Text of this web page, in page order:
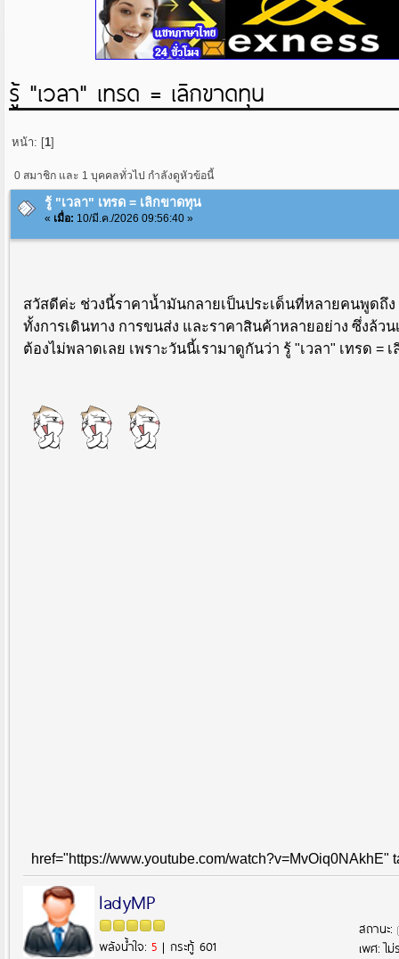
รู้ "เวลา" เทรด = เลิกขาดทุน
หน้า: [1]
0 สมาชิก และ 1 บุคคลทั่วไป กำลังดูหัวข้อนี้
รู้ "เวลา" เทรด = เลิกขาดทุน
« เมื่อ: 10/มี.ค./2026 09:56:40 »
สวัสดีค่ะ ช่วงนี้ราคาน้ำมันกลายเป็นประเด็นที่หลายคนพูดถึ
ทั้งการเดินทาง การขนส่ง และราคาสินค้าหลายอย่าง ซึ่งล้ว
ต้องไม่พลาดเลย เพราะวันนี้เรามาดูกันว่า รู้ "เวลา" เทรด =
href="https://www.youtube.com/
ladyMP
สถานะ:
พลังน้ำใจ: 5 | กระทู้ 601 เพศ: ไม่